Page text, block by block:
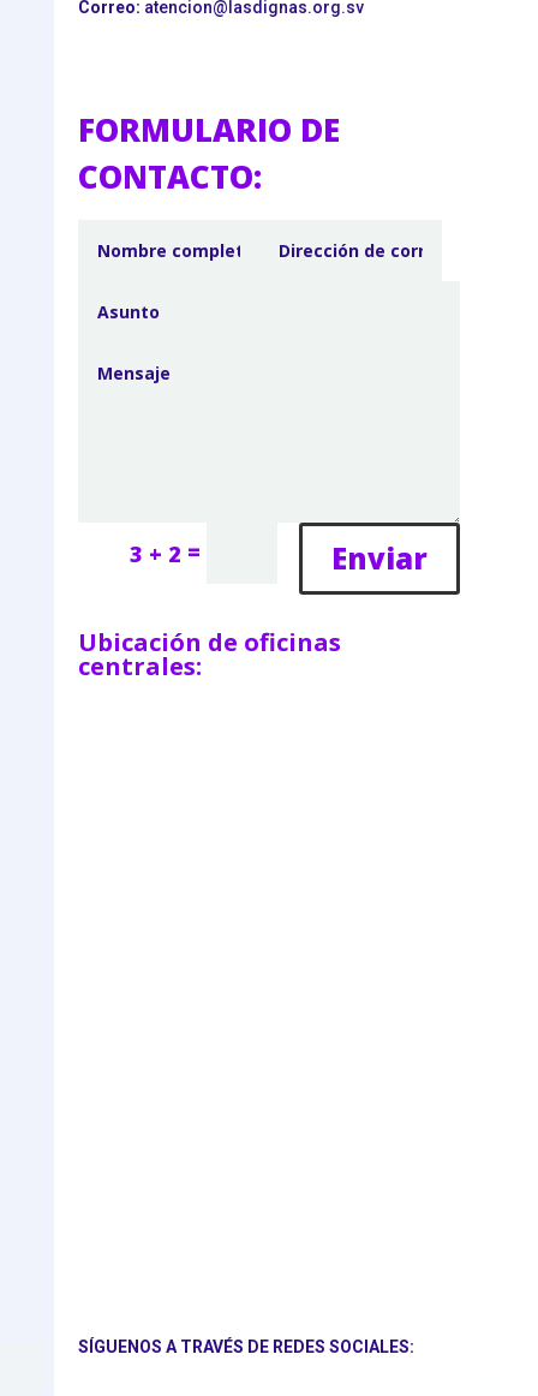
Correo: atencion@lasdignas.org.sv
FORMULARIO DE
CONTACTO:
3 + 2 = Enviar
Ubicación de oficinas
centrales:
SÍGUENOS A TRAVÉS DE REDES SOCIALES: